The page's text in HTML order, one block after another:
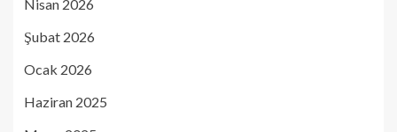
Nisan 2026
Şubat 2026
Ocak 2026
Haziran 2025